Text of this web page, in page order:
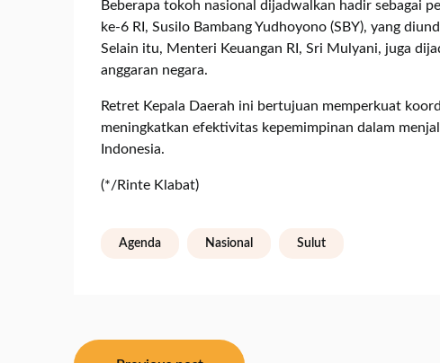
Beberapa tokoh nasional dijadwalkan hadir sebagai
ke-6 RI, Susilo Bambang Yudhoyono (SBY), yang
Selain itu, Menteri Keuangan RI, Sri Mulyani, juga
anggaran negara.
Retret Kepala Daerah ini bertujuan memperkuat
meningkatkan efektivitas kepemimpinan dalam
Indonesia.
(*/Rinte Klabat)
Agenda Nasional Sulut